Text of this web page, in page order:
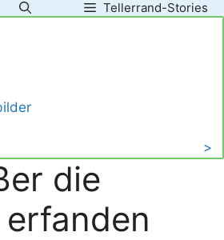
Tellerrand-Stories
>
die